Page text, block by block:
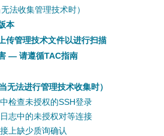
法收集管理技术时）
本
传管理技术文件以进行扫描
— 请遵循TAC指南
无法进行管理技术收集时）
检查未授权的SSH登录
志中的未授权对等连接
上缺少质询确认